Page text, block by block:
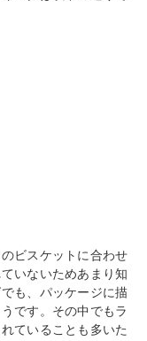
ビスケットに合わせ
いないためあまり知
も、パッケージに描
です。その中でもラ
ていることも多いた